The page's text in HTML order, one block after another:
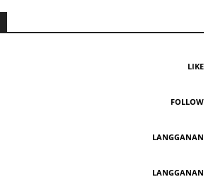
LIKE
FOLLOW
LANGGANAN
LANGGANAN